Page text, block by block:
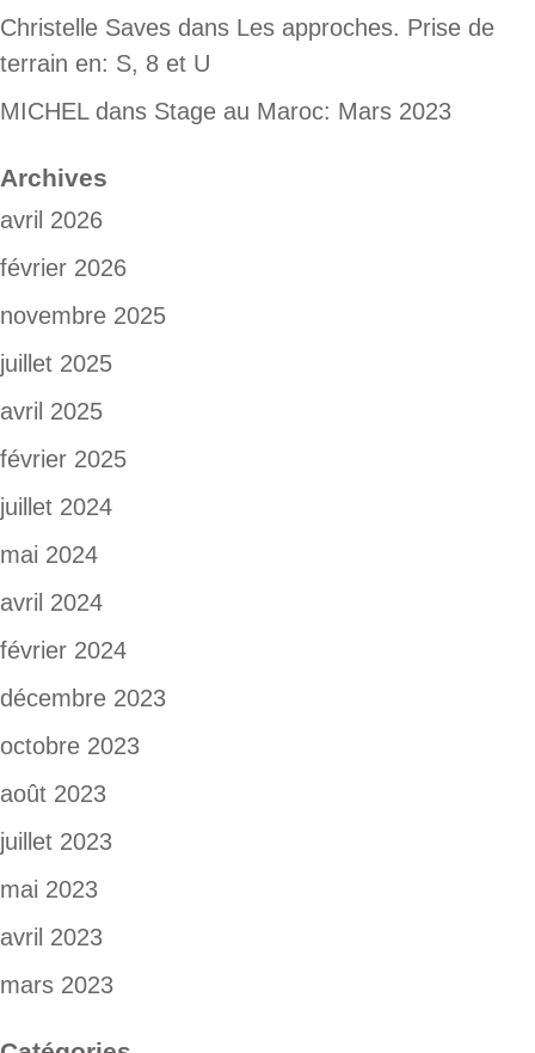
Christelle Saves dans Les approches. Prise de
terrain en: S, 8 et U
MICHELdans Stage au Maroc: Mars 2023
Archives
avril 2026
février 2026
novembre 2025
juillet 2025
avril 2025
février 2025
juillet 2024
mai 2024
avril 2024
février 2024
décembre 2023
octobre 2023
août 2023
juillet 2023
mai 2023
avril 2023
mars 2023